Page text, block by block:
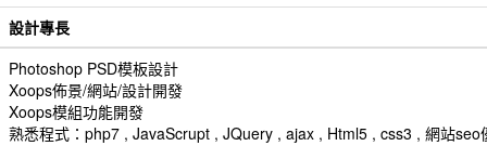
設計專長
Photoshop PSD模板設計
Xoops佈景/網站/設計開發
Xoops模組功能開發
熟悉程式：php7 , JavaScrupt , JQuery , ajax , Html5 , css3 , 網站seo